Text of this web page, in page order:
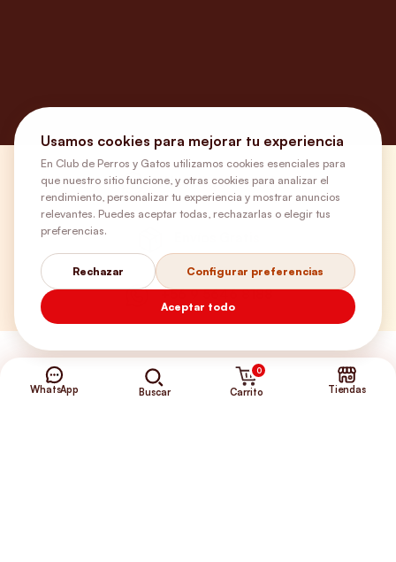
¿Necesitas ayuda?
+56 9 5646 8188
WhatsApp Buscar
0
Carrito Tiendas
Usamos cookies para mejorar tu experiencia
En Club de Perros y Gatos utilizamos cookies esenciales para
que nuestro sitio funcione, y otras cookies para analizar el
rendimiento, personalizar tu experiencia y mostrar anuncios
relevantes. Puedes aceptar todas, rechazarlas o elegir tus
preferencias.
Rechazar Configurar preferencias
Aceptar todo